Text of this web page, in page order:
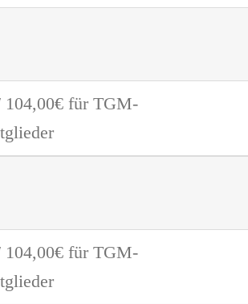
104,00€ für TGM-
104,00€ für TGM-